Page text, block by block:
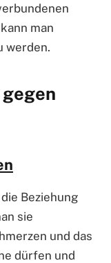
man
werden.
Beziehung
sie
und das
dürfen und